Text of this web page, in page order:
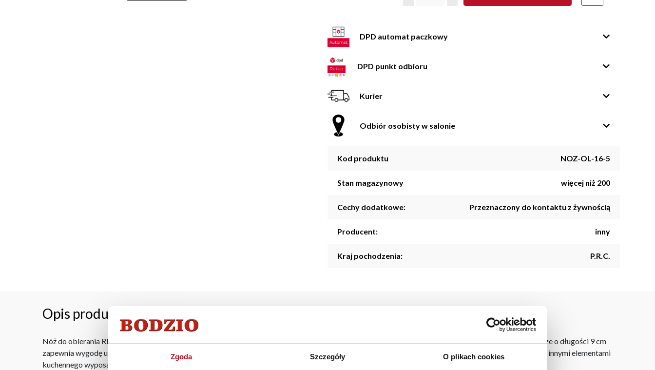
Zgoda Szczegóły O plikach cookies
DPD automat paczkowy
DPD punkt odbioru
Kurier
Odbiór osobisty w salonie
Kod produktu NOZ-OL-16-5
Stan magazynowy więcej niż 200
Cechy dodatkowe: Przeznaczony do kontaktu z żywnością
Producent: inny
Kraj pochodzenia: P.R.C.
Opis produktu
Nóż do obierania RIFLE 16-5 w kolorze oliwkowym to niewielkie, ale bardzo funkcjonalne narzędzie do precyzyjnego obierania owoców i warzyw. Ostrze o długości 9 cm
zapewnia wygodę użytkowania i pełną kontrolę podczas pracy. Oliwkowa rękojeść nadaje nożowi nowoczesny wygląd, który doskonale komponuje się z innymi elementami
kuchennego wyposażenia.